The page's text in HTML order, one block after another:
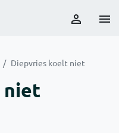
Diepvries koelt niet
niet